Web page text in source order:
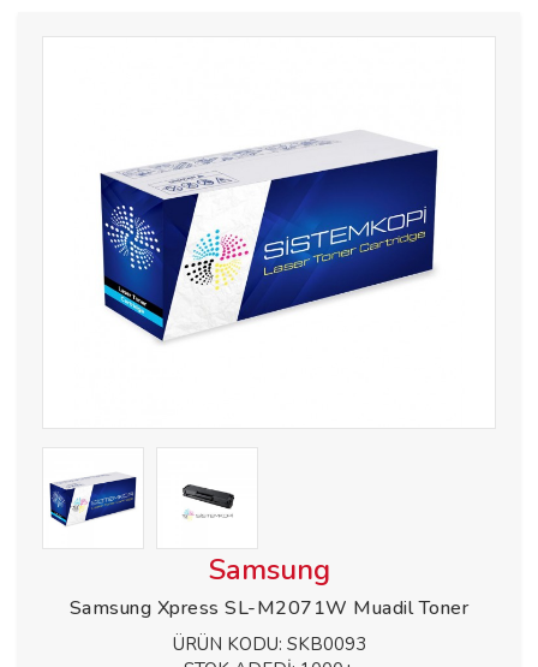
Samsung
Samsung Xpress SL-M2071W Muadil Toner
ÜRÜN KODU: SKB0093